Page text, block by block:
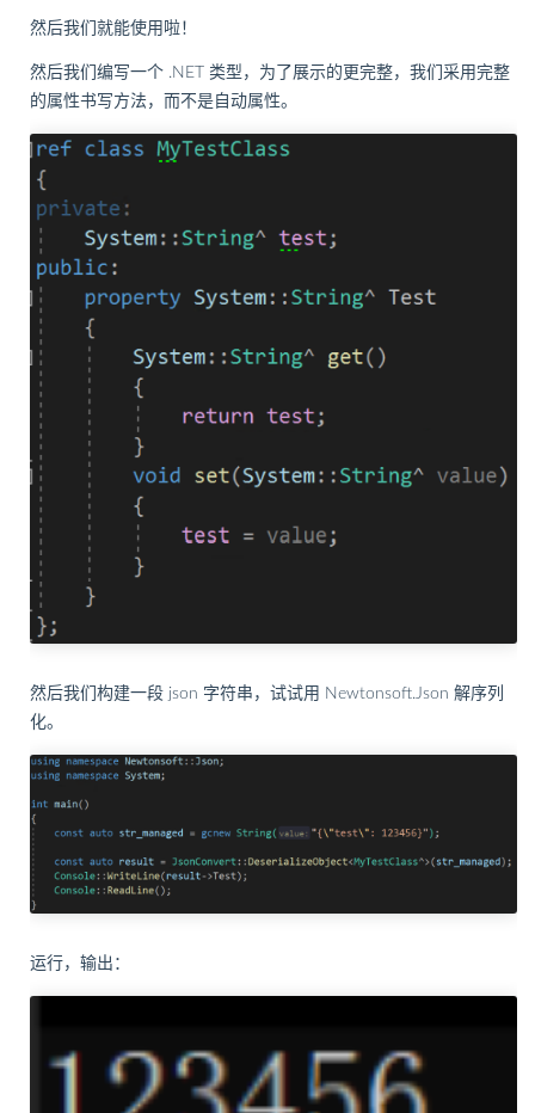
然后我们就能使用啦！
然后我们编写一个 .NET 类型，为了展示的更完整，我们采用完整
的属性书写方法，而不是自动属性。
然后我们构建一段 json 字符串，试试用 Newtonsoft.Json 解序列
化。
运行，输出：